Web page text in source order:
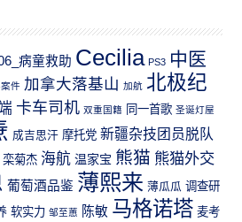
病童救助 Cecilia PS3 中医
件 加拿大落基山 加航 北极纪
卡车司机 双重国籍 同一首歌 圣诞灯屋
成吉思汗 摩托党 新疆杂技团员脱队
栾菊杰 海航 温家宝 熊猫 熊猫外交
葡萄酒品鉴 薄熙来 薄瓜瓜 调查研
软实力 邹至蕙 陈敏 马格诺塔 麦考